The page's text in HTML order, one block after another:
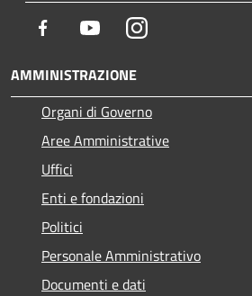
Facebook YoutubeInstagram
AMMINISTRAZIONE
Organi di Governo
Aree Amministrative
Uffici
Enti e fondazioni
Politici
Personale Amministrativo
Documenti e dati